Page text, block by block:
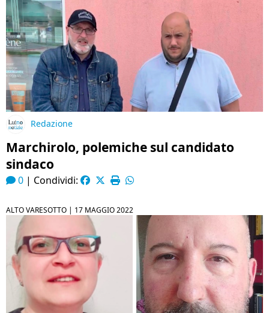
Redazione
Marchirolo, polemiche sul candidato
sindaco
0 | Condividi:
ALTO VARESOTTO | 17 MAGGIO 2022